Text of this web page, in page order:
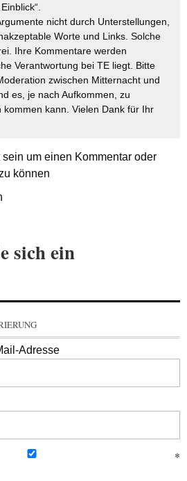
nicht durch Unterstellungen,
Worte und Links. Solche
Ihre Kommentare werden
Verantwortung bei TE liegt. Bitte
zwischen Mitternacht und
es, je nach Aufkommen, zu
kommen kann. Vielen Dank für Ihr
sein um einen Kommentar oder
können
sich ein
Adresse